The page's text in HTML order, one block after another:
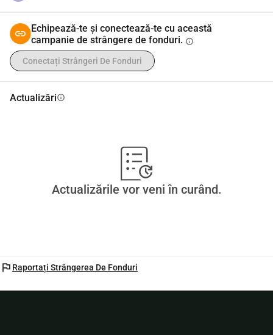
Echipează-te și conectează-te cu această
campanie de strângere de fonduri. info
Conectați Strângeri De Fonduri
Actualizăriinfo
Actualizările vor veni în curând.
flag Raportați Strângerea De Fonduri